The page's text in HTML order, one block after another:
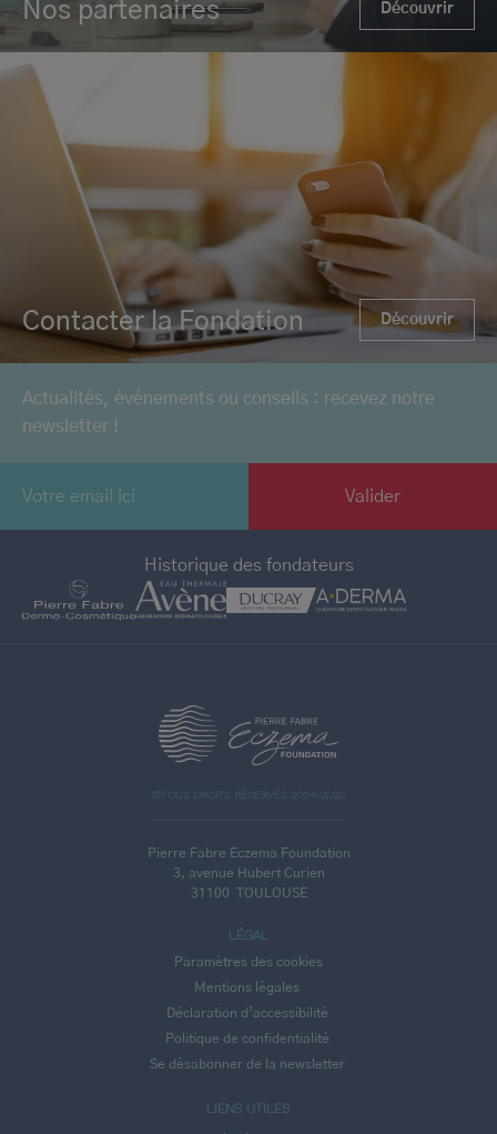
Nos partenaires Découvrir
Contacter la Fondation Découvrir
Actualités, événements ou conseils : recevez notre
newsletter !
Historique des fondateurs
©TOUS DROITS RÉSERVÉS 2004-2020
Pierre Fabre Eczema Foundation
3, avenue Hubert Curien
31100 TOULOUSE
LIENS UTILES
LÉGAL
Paramètres des cookies
Mentions légales
Déclaration d’accessibilité
Politique de confidentialité
Se désabonner de la newsletter